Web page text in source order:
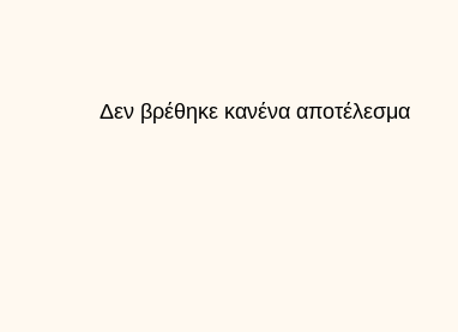
Δεν βρέθηκε κανένα αποτέλεσμα